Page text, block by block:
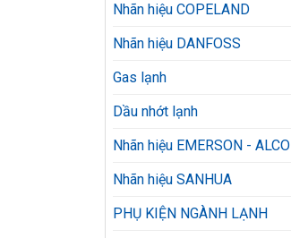
Nhãn hiệu COPELAND
Nhãn hiệu DANFOSS
Gas lạnh
Dầu nhớt lạnh
Nhãn hiệu EMERSON - ALCO
Nhãn hiệu SANHUA
PHỤ KIỆN NGÀNH LẠNH